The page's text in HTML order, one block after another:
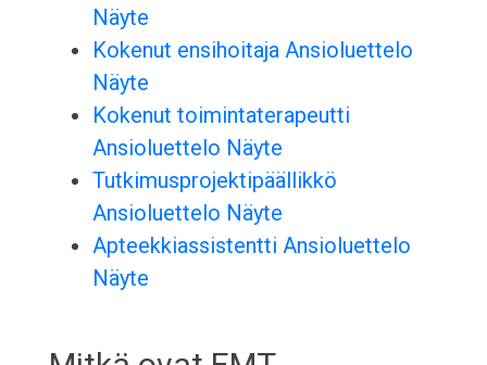
Näyte
Kokenut ensihoitaja Ansioluettelo
Näyte
Kokenut toimintaterapeutti
Ansioluettelo Näyte
Tutkimusprojektipäällikkö
Ansioluettelo Näyte
Apteekkiassistentti Ansioluettelo
Näyte